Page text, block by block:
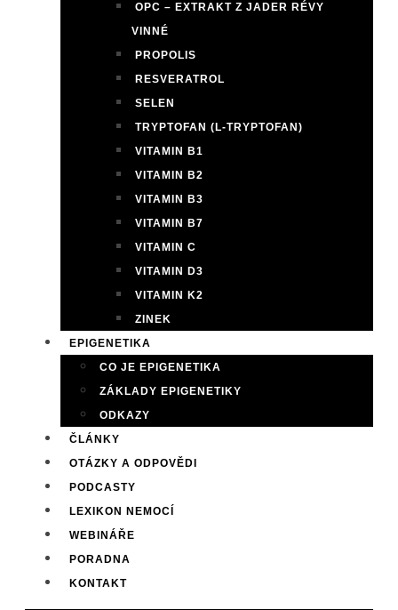
OPC – EXTRAKT Z JADER RÉVY
VINNÉ
PROPOLIS
RESVERATROL
SELEN
TRYPTOFAN (L-TRYPTOFAN)
VITAMIN B1
VITAMIN B2
VITAMIN B3
VITAMIN B7
VITAMIN C
VITAMIN D3
VITAMIN K2
ZINEK
EPIGENETIKA
CO JE EPIGENETIKA
ZÁKLADY EPIGENETIKY
ODKAZY
ČLÁNKY
OTÁZKY A ODPOVĚDI
PODCASTY
LEXIKON NEMOCÍ
WEBINÁŘE
PORADNA
KONTAKT